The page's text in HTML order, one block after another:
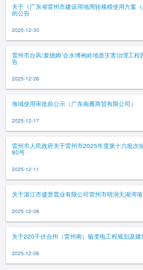
关于《广东省雷州市建设用地周转规模使用方案
的公告
2025-12-30
雷州市台风“麦德姆”企水博袍岭地质灾害治理工
告
2025-12-26
海域使用审批前公示（广东南雁商贸有限公司）
2025-12-17
雷州市人民政府关于雷州市2025年度第十六批次
80号
2025-12-11
关于湛江市盛景置业有限公司雷州市明润天湖湾
2025-12-08
关于220千伏合州（雷州南）输变电工程规划及
2025-12-08